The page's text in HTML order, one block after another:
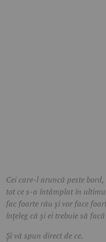
Cei care-l aruncă peste
tot ce s-a întâmplat în
fac foarte rău și vor face
înțeleg că și ei trebuie să
Și vă spun direct de ce.